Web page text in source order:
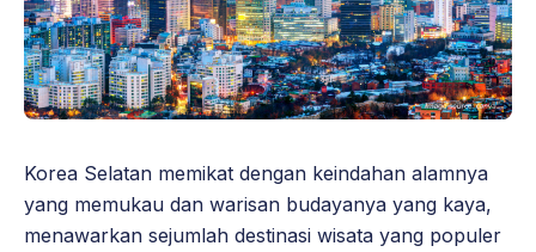
Korea Selatan memikat dengan keindahan alamnya
yang memukau dan warisan budayanya yang kaya,
menawarkan sejumlah destinasi wisata yang populer